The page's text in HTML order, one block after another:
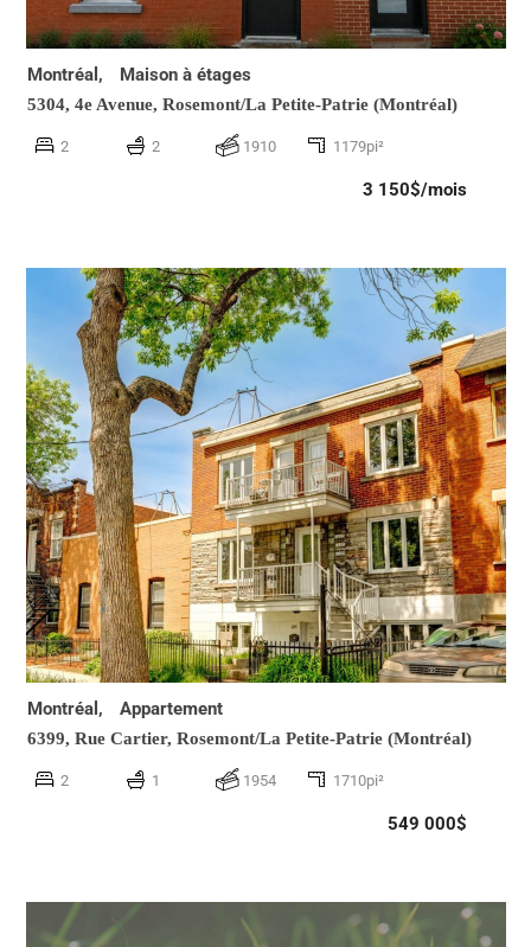
Montréal, Maison à étages
5304, 4e Avenue, Rosemont/La Petite-Patrie (Montréal)
2 2 1910 1179pi²
3 150$/mois
Montréal, Appartement
6399, Rue Cartier, Rosemont/La Petite-Patrie (Montréal)
2 1 1954 1710pi²
549 000$